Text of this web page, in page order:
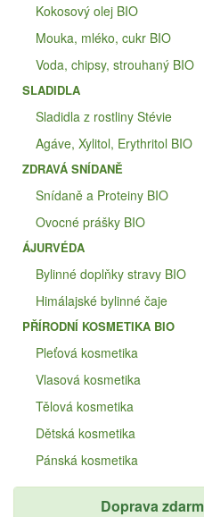
Kokosový olej BIO
Mouka, mléko, cukr BIO
Voda, chipsy, strouhaný BIO
SLADIDLA
Sladidla z rostliny Stévie
Agáve, Xylitol, Erythritol BIO
ZDRAVÁ SNÍDANĚ
Snídaně a Proteiny BIO
Ovocné prášky BIO
ÁJURVÉDA
Bylinné doplňky stravy BIO
Himálajské bylinné čaje
PŘÍRODNÍ KOSMETIKA BIO
Pleťová kosmetika
Vlasová kosmetika
Tělová kosmetika
Dětská kosmetika
Pánská kosmetika
Doprava